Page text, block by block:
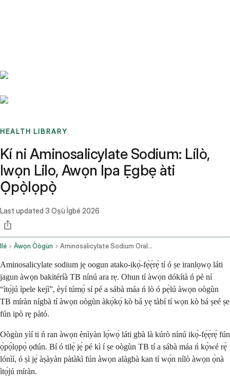
HEALTH LIBRARY
Kí ni Aminosalicylate Sodium: Lílò,
Iwọn Lilo, Awọn Ipa Ẹgbẹ àti
Ọ̀pọ̀lọpọ̀
Last updated 3 Oṣù Ìgbé 2026
Ilé Àwọn Òògùn Aminosalicylate Sodium Oral Route
Aminosalicylate sodium jẹ oogun atako-ikọ́-fẹ́ẹ́rẹ́ tí ó ṣe iranlọwọ láti
jagun àwọn bakitéríà TB nínú ara rẹ. Ohun tí àwọn dókítà ń pè ní
“ìtọ́jú ìpele kejì”, èyí túmọ̀ sí pé a sábà máa ń lò ó pẹ̀lú àwọn oògùn
TB míràn nígbà tí àwọn oògùn àkọ́kọ́ kò bá yẹ tàbí tí wọn kò bá ṣeé ṣe
fún ipò rẹ pàtó.
Oògùn yìí ti ń ran àwọn ènìyàn lọ́wọ́ láti gbà là kúrò nínú ikọ́-fẹ́ẹ́rẹ́ fún
ọ̀pọ̀lọpọ̀ ọdún. Bí ó tilẹ̀ jẹ́ pé kì í ṣe oògùn TB tí a sábà máa ń kọ̀wé rẹ̀
lónìí, ó ṣì jẹ́ àṣàyàn pàtàkì fún àwọn alàgbà kan tí wọ́n nílò àwọn ọ̀nà
ìtọ́jú míràn.